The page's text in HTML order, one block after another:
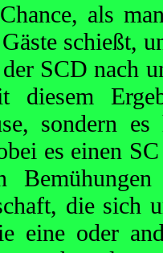
als
schießt,
SCD nach
diesem
sondern
es einen
die sich
eine oder